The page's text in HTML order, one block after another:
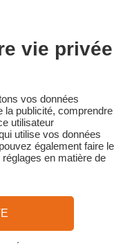
sur la base du barème
de début du séjour :
de début du séjour :
annulation de
au moment de la
réservation par
Plan du site
vie privée
vos données
la publicité, comprendre
utilisateur
utilise vos données
également faire le
en matière de